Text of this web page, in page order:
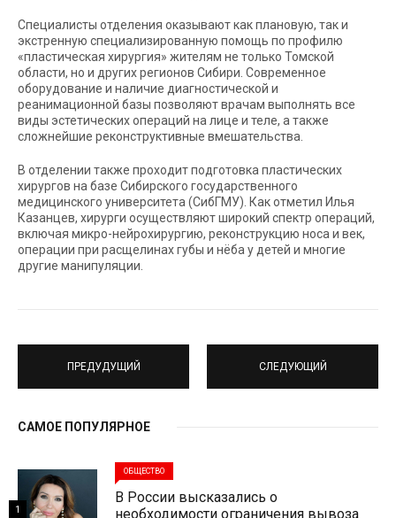
Специалисты отделения оказывают как плановую, так и
экстренную специализированную помощь по профилю
«пластическая хирургия» жителям не только Томской
области, но и других регионов Сибири. Современное
оборудование и наличие диагностической и
реанимационной базы позволяют врачам выполнять все
виды эстетических операций на лице и теле, а также
сложнейшие реконструктивные вмешательства.
В отделении также проходит подготовка пластических
хирургов на базе Сибирского государственного
медицинского университета (СибГМУ). Как отметил Илья
Казанцев, хирурги осуществляют широкий спектр операций,
включая микро-нейрохирургию, реконструкцию носа и век,
операции при расщелинах губы и нёба у детей и многие
другие манипуляции.
ПРЕДУДУЩИЙ СЛЕДУЮЩИЙ
САМОЕ ПОПУЛЯРНОЕ
ОБЩЕСТВО
В России высказались о
необходимости ограничения вывоза
1